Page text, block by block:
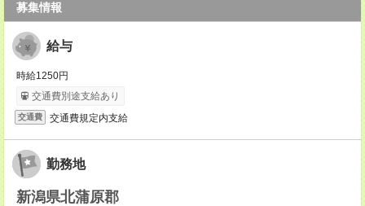
募集情報
給与
時給1250円
交通費別途支給あり
交通費 交通費規定内支給
勤務地
新潟県北蒲原郡